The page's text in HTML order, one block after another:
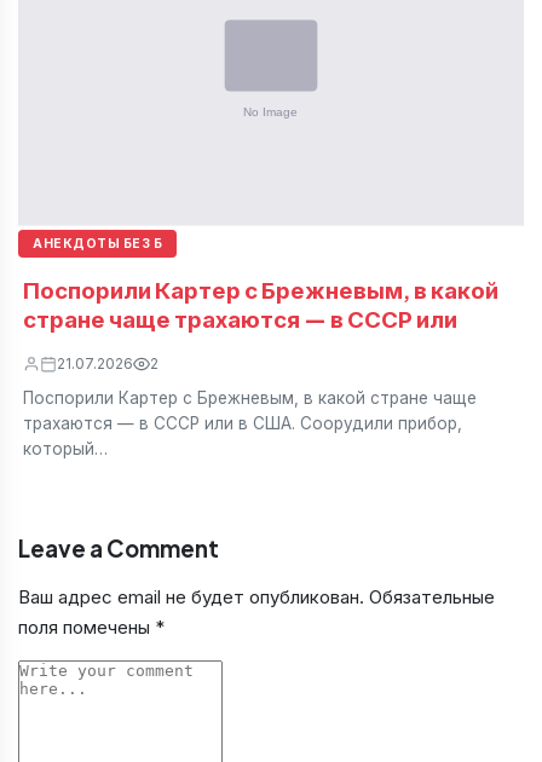
АНЕКДОТЫ БЕЗ Б
Поспорили Картер с Брежневым, в какой
стране чаще трахаются — в СССР или
21.07.2026 2
Поспорили Картер с Брежневым, в какой стране чаще
трахаются — в СССР или в США. Соорудили прибор,
который…
Leave a Comment
Ваш адрес email не будет опубликован. Обязательные
поля помечены *
Comment